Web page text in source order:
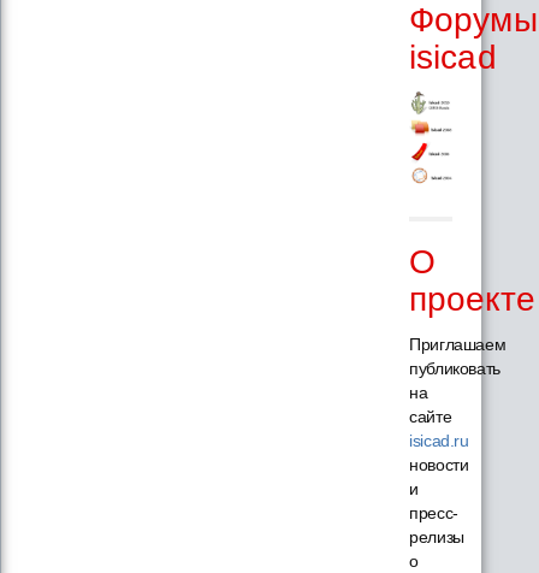
Форумы
isicad
О
проекте
Приглашаем
публиковать
на
сайте
isicad.ru
новости
и
пресс-
релизы
о